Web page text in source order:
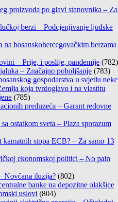
proizvoda po glavi stanovnika – Za
berzi – Podcjenjivanje ljudske
bosanskohercegovačkim berzama
– Prije, i poslije, pandemije (782)
– Značajno poboljšanje (783)
gospodarstva u svjetlu neke
koja tvrdoglavo i na vlastitu
(785)
preduzeća – Garant redovne
ostatkom sveta – Plaza sporazum
stopa ECB? – Za samo 13
ekonomskoj politici – No pain
Novčana iluzija? (802)
banke na depozitne olakšice
uslovi (804)